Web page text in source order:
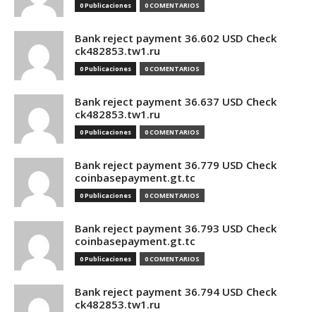
0 Publicaciones 0 COMENTARIOS
Bank reject payment 36.602 USD Check
ck482853.tw1.ru
0 Publicaciones 0 COMENTARIOS
Bank reject payment 36.637 USD Check
ck482853.tw1.ru
0 Publicaciones 0 COMENTARIOS
Bank reject payment 36.779 USD Check
coinbasepayment.gt.tc
0 Publicaciones 0 COMENTARIOS
Bank reject payment 36.793 USD Check
coinbasepayment.gt.tc
0 Publicaciones 0 COMENTARIOS
Bank reject payment 36.794 USD Check
ck482853.tw1.ru